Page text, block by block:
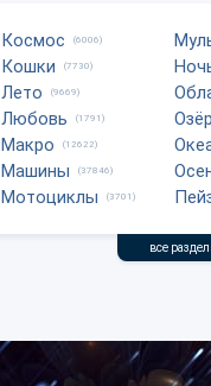
Космос (6006)
Кошки (7730)
Лето (9669)
Любовь (1791)
Макро (12622)
Машины (37846)
Мотоциклы (3701)
все